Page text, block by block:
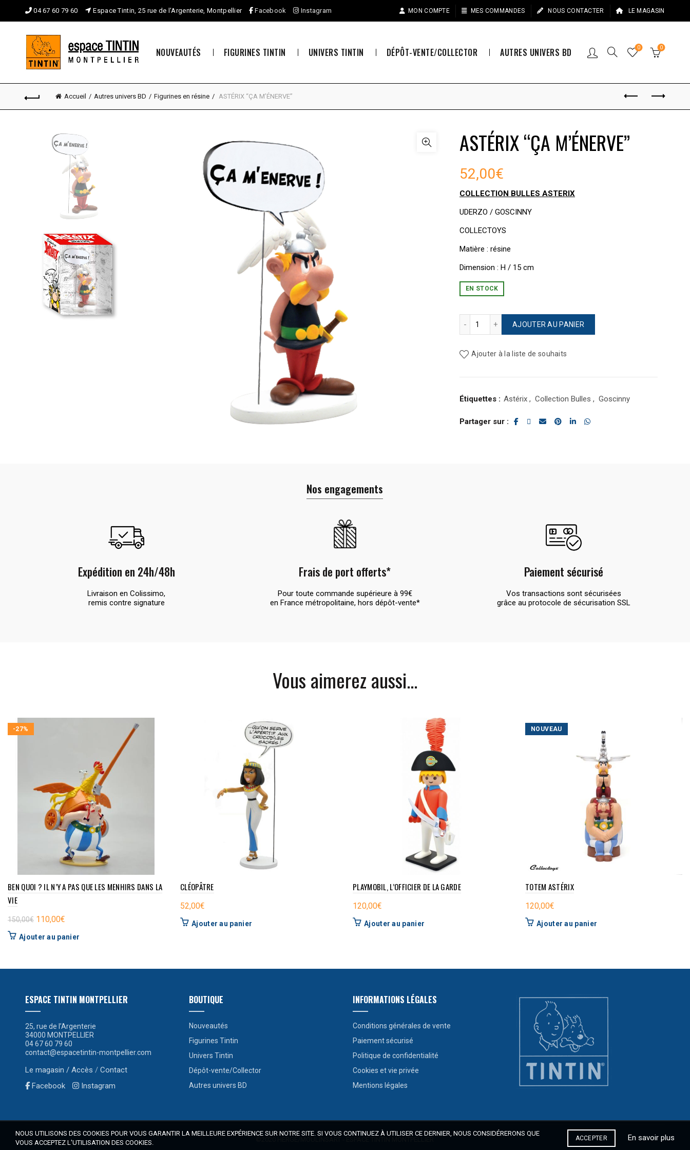
04 67 60 79 60 Espace Tintin, 25 rue de l'Argenterie, Montpellier Facebook Instagram MON COMPTE MES COMMANDES NOUS CONTACTER LE MAGASIN
NOUVEAUTÉS FIGURINES TINTIN UNIVERS TINTIN DÉPÔT-VENTE/COLLECTOR AUTRES UNIVERS BD 0 0
Accueil Autres univers BD Figurines en résine ASTÉRIX “ÇA M’ÉNERVE”
ASTÉRIX “ÇA M’ÉNERVE”
52,00€
COLLECTION BULLES ASTERIX
UDERZO / GOSCINNY
COLLECTOYS
Matière : résine
Dimension : H / 15 cm
EN STOCK
AJOUTER AU PANIER
Ajouter à la liste de souhaits
Étiquettes : Astérix , Collection Bulles , Goscinny
Partager sur
Nos engagements
Expédition en 24h/48h
Livraison en Colissimo,
remis contre signature
Frais de port offerts*
Pour toute commande supérieure à 99€
en France métropolitaine, hors dépôt-vente*
Paiement sécurisé
Vos transactions sont sécurisées
grâce au protocole de sécurisation SSL
Vous aimerez aussi...
-27%
BEN QUOI ? IL N’Y A PAS QUE LES MENHIRS DANS LA
VIE
150,00€ Le
150,00€.
110,00€
prix
110,00€.
Ajouter au panier
CLÉOPÂTRE
52,00€
Ajouter au panier
PLAYMOBIL, L’OFFICIER DE LA GARDE
120,00€
Ajouter au panier
NOUVEAU
TOTEM ASTÉRIX
120,00€
Ajouter au panier
ESPACE TINTIN MONTPELLIER
25, rue de l’Argenterie
34000 MONTPELLIER
04 67 60 79 60
contact@espacetintin-montpellier.com
Le magasin / Accès / Contact
Facebook
Instagram
BOUTIQUE
Nouveautés
Figurines Tintin
Univers Tintin
Dépôt-vente/Collector
Autres univers BD
INFORMATIONS LÉGALES
Conditions générales de vente
Paiement sécurisé
Politique de confidentialité
Cookies et vie privée
Mentions légales
NOUS UTILISONS DES COOKIES POUR VOUS GARANTIR LA MEILLEURE EXPÉRIENCE SUR NOTRE SITE. SI VOUS CONTINUEZ À UTILISER CE DERNIER, NOUS CONSIDÉRERONS QUE
VOUS ACCEPTEZ L'UTILISATION DES COOKIES.
ACCEPTER En savoir plus